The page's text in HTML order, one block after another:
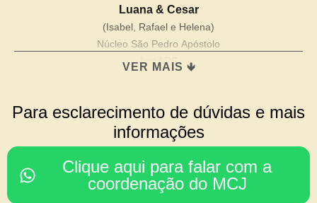
Luana & Cesar
(Isabel, Rafael e Helena)
Núcleo São Pedro Apóstolo
Ivoti/ RS
COORDENAÇÃO DO
CONSELHO REGIONAL
Rodrigo & Simone
(Julia, João Paulo e Mariana)
Nossa Senhora da Glória
VER MAIS 🡻
Para esclarecimento de dúvidas e mais
informações
Clique aqui para falar com a
coordenação do MCJ